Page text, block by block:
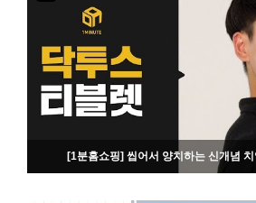
03-15
[1분홈쇼핑] 씹어서 양치하는 신개념